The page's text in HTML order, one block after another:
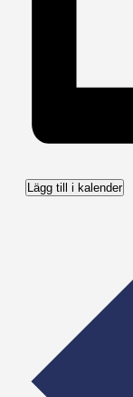
Lägg till i kalender